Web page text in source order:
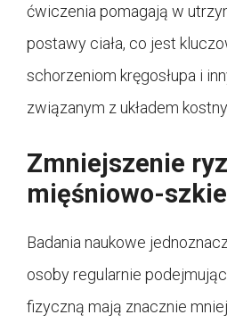
ćwiczenia pomagają w
postawy ciała, co jest
schorzeniom kręgosłupa i
związanym z układem
Zmniejszenie
mięśniowo-
Badania naukowe
osoby regularnie
fizyczną mają znacznie